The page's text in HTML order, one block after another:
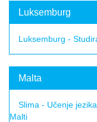
Luksemburg
Luksemburg -
Malta
Slima - Učenje jezika
Malti